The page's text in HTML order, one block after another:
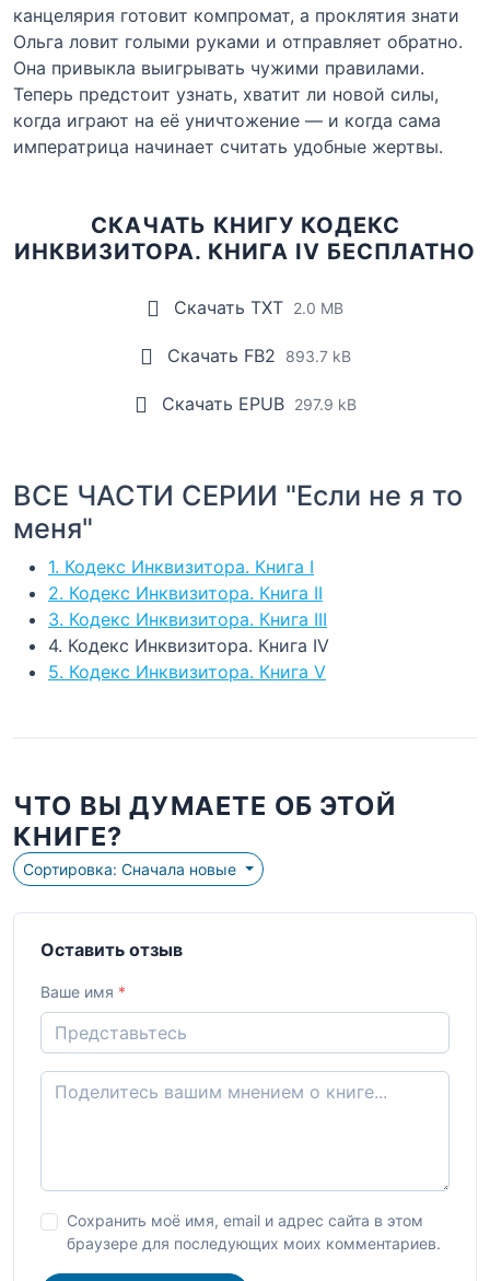
канцелярия готовит компромат, а проклятия знати
Ольга ловит голыми руками и отправляет обратно.
Она привыкла выигрывать чужими правилами.
Теперь предстоит узнать, хватит ли новой силы,
когда играют на её уничтожение — и когда сама
императрица начинает считать удобные жертвы.
СКАЧАТЬ КНИГУ КОДЕКС
ИНКВИЗИТОРА. КНИГА IV БЕСПЛАТНО
Скачать TXT 2.0 MB
Скачать FB2 893.7 kB
Скачать EPUB 297.9 kB
ВСЕ ЧАСТИ СЕРИИ "Если не я то
меня"
1. Кодекс Инквизитора. Книга I
2. Кодекс Инквизитора. Книга II
3. Кодекс Инквизитора. Книга III
4. Кодекс Инквизитора. Книга IV
5. Кодекс Инквизитора. Книга V
ЧТО ВЫ ДУМАЕТЕ ОБ ЭТОЙ
КНИГЕ?
Сортировка: Сначала новые
Оставить отзыв
Ваше имя *
Сохранить моё имя, email и адрес сайта в этом
браузере для последующих моих комментариев.